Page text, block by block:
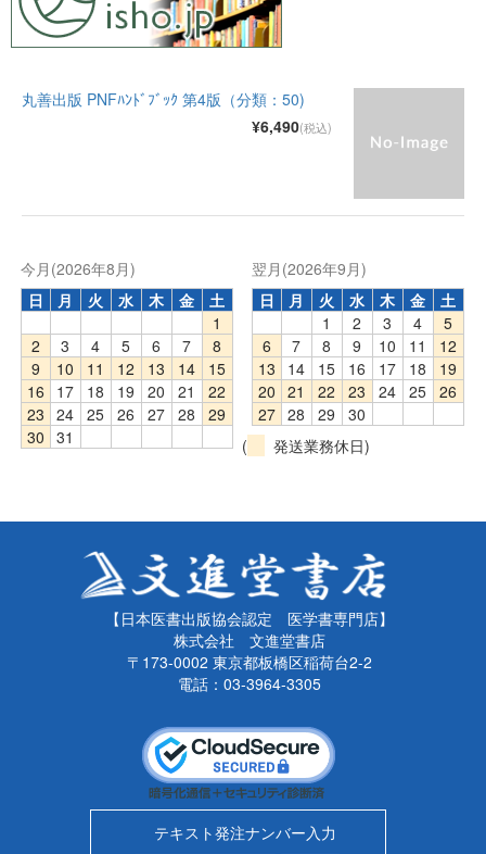
丸善出版 PNFﾊﾝﾄﾞﾌﾞｯｸ 第4版（分類：50)
¥6,490(税込)
今月(2026年8月)
日
月 火 水 木 金
土
1
2
3 4 5 6 7
8
9
10 11 12 13 14
15
16
17 18 19 20 21
22
23
24 25 26 27 28
29
30
31
翌月(2026年9月)
日
月 火 水 木 金
土
1
2 3 4
5
6
7 8 9 10 11
12
13
14 15 16 17 18
19
20
21 22 23 24 25
26
27 28 29
30
(
発送業務休日)
【日本医書出版協会認定 医学書専門店】
株式会社 文進堂書店
〒173-0002 東京都板橋区稲荷台2-2
電話：03-3964-3305
テキスト発注ナンバー入力